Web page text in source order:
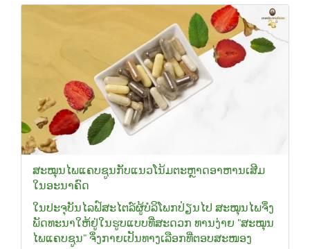
ສະໝຸນໄພແຄບຊູນກັບແນວໂນ້ມຕະຫຼາດອາຫານເສີມ
ໃນອະນາຄົດ
ໃນປະຈຸບັນໄລຟ໌ສະໄຕລ໌ຜູ້ບໍລິໂພກປ່ຽນໄປ ສະໝຸນໄພຈຶ່ງ
ພັດທະນາໃຫ້ຢູ່ໃນຮູບແບບທີ່ສະດວກ ທານງ່າຍ "ສະໝຸນ
ໄພແຄບຊູນ" ຈຶ່ງກາຍເປັນທາງເລືອກທີ່ຕອບສະໜອງ